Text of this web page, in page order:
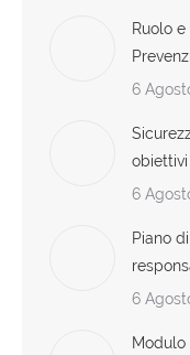
Ruolo
6
6
Piano
6